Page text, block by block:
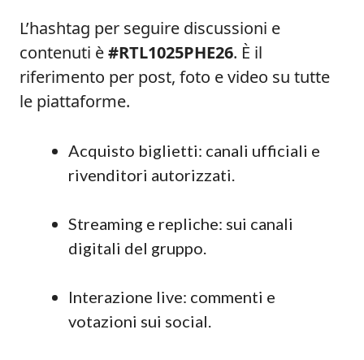
L’hashtag per seguire discussioni e
contenuti è#RTL1025PHE26. È il
riferimento per post, foto e video su tutte
le piattaforme.
Acquisto biglietti: canali ufficiali e
rivenditori autorizzati.
Streaming e repliche: sui canali
digitali del gruppo.
Interazione live: commenti e
votazioni sui social.